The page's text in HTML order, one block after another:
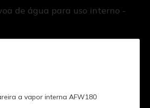
de água para uso interno -